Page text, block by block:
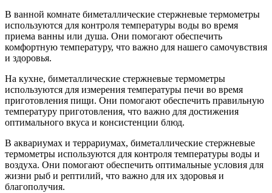
В ванной комнате биметаллические стержневые термометры
используются для контроля температуры воды во время
приема ванны или душа. Они помогают обеспечить
комфортную температуру, что важно для нашего самочувствия
и здоровья.
На кухне, биметаллические стержневые термометры
используются для измерения температуры печи во время
приготовления пищи. Они помогают обеспечить правильную
температуру приготовления, что важно для достижения
оптимального вкуса и консистенции блюд.
В аквариумах и террариумах, биметаллические стержневые
термометры используются для контроля температуры воды и
воздуха. Они помогают обеспечить оптимальные условия для
жизни рыб и рептилий, что важно для их здоровья и
благополучия.